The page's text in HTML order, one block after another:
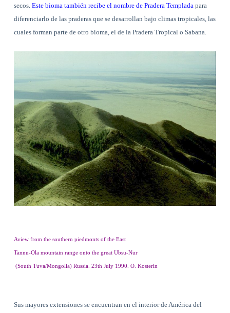
secos. Este bioma también recibe el nombre de Pradera Templada para
diferenciarlo de las praderas que se desarrollan bajo climas tropicales, las
cuales forman parte de otro bioma, el de la Pradera Tropical o Sabana.
Aview from the southern piedmonts of the East
Tannu-Ola mountain range onto the great Ubsu-Nur
(South Tuva/Mongolia) Russia. 23th July 1990. O. Kosterin
Sus mayores extensiones se encuentran en el interior de América del